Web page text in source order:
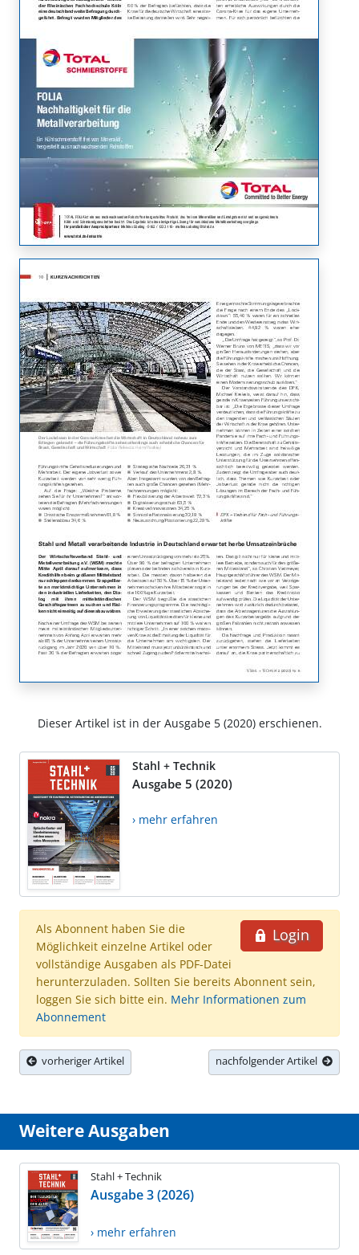
Dieser Artikel ist in der Ausgabe 5 (2020) erschienen.
Stahl + Technik
Ausgabe 5 (2020)
› mehr erfahren
Login
Als Abonnent haben Sie die
Möglichkeit einzelne Artikel oder
vollständige Ausgaben als PDF-Datei
herunterzuladen. Sollten Sie bereits Abonnent sein,
loggen Sie sich bitte ein. Mehr Informationen zum
Abonnement
vorheriger Artikel nachfolgender Artikel
Weitere Ausgaben
Stahl + Technik
Ausgabe 3 (2026)
› mehr erfahren